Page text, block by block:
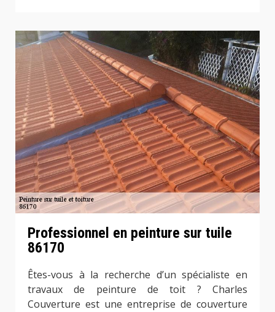
Professionnel en peinture sur tuile
86170
Êtes-vous à la recherche d’un spécialiste en
travaux de peinture de toit ? Charles
Couverture est une entreprise de couverture